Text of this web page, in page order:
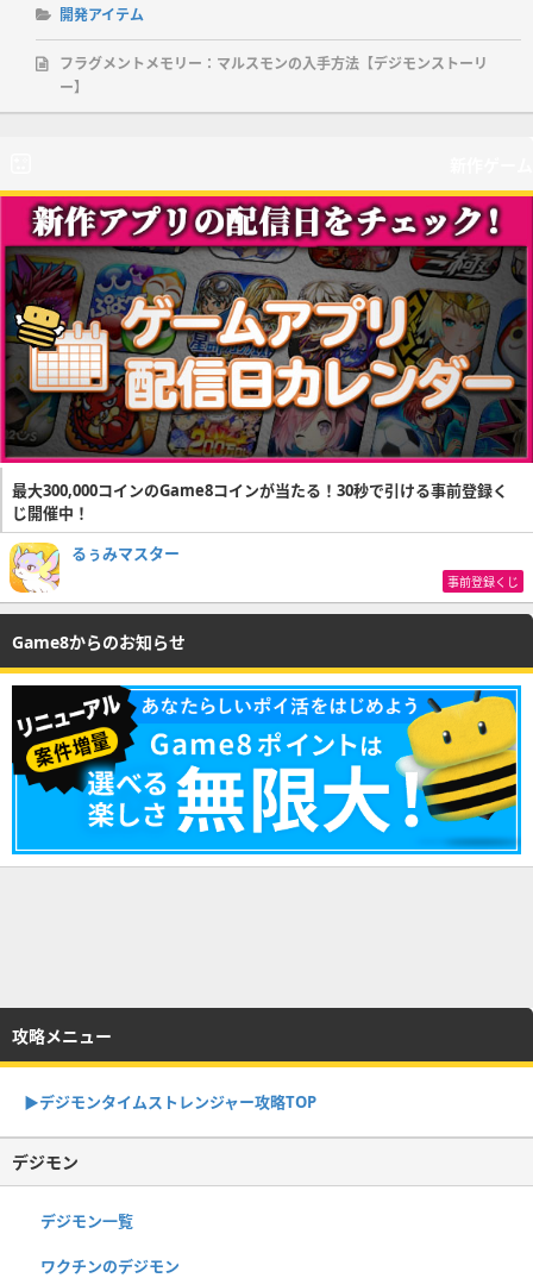
開発アイテム
フラグメントメモリー：マルスモンの入手方法【デジモンストーリ
ー】
最大300,000コインのGame8コインが当たる！30秒で引ける事前登録く
じ開催中！
るぅみマスター
事前登録くじ
Game8からのお知らせ
攻略メニュー
▶︎デジモンタイムストレンジャー攻略TOP
デジモン
デジモン一覧
ワクチンのデジモン